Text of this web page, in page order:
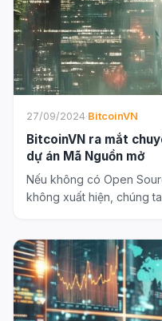
27/09/2024·BitcoinVN
BitcoinVN ra mắt
dự án Mã Nguồn mở
Nếu không có Open
không xuất hiện, chúng